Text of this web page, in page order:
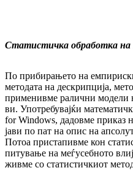
Статистичка обработка
По прибирањето на
методата на дескрипција,
применивме рали­чни мо­де­ли
ви. Упо­требувајќи
for Windows, дадовме при­каз
ја­ви по пат на опис на
Потоа при­стапивме кон
пи­ту­ва­ње на ме­ѓу­себ­ното
жи­в­ме со статистичкиот